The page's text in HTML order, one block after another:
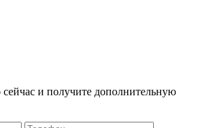
сейчас и получите дополнительную